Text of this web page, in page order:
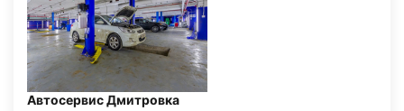
Автосервис Дмитровка